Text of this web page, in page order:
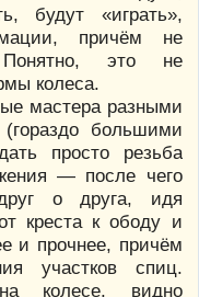
будут «играть»,
причём не
Понятно, это не
колеса.
мастера разными
большими
просто резьба
— после чего
о друга, идя
креста к ободу и
и прочнее, причём
участков спиц.
колесе, видно